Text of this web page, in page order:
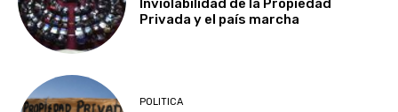
Inviolabilidad de la Propiedad
Privada y el país marcha
POLITICA